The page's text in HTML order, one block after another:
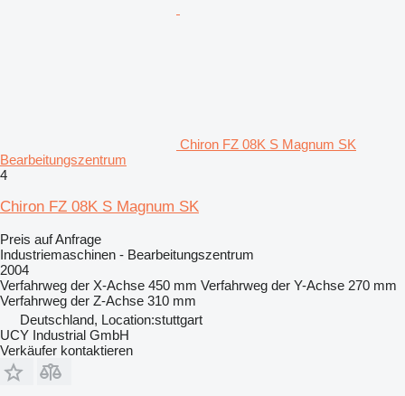
Chiron FZ 08K S Magnum SK
Bearbeitungszentrum
4
Chiron FZ 08K S Magnum SK
Preis auf Anfrage
Industriemaschinen - Bearbeitungszentrum
2004
Verfahrweg der X-Achse 450 mm Verfahrweg der Y-Achse 270 mm
Verfahrweg der Z-Achse 310 mm
Deutschland, Location:stuttgart
UCY Industrial GmbH
Verkäufer kontaktieren